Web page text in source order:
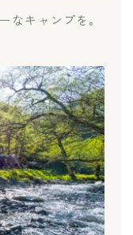
なキャンプを。